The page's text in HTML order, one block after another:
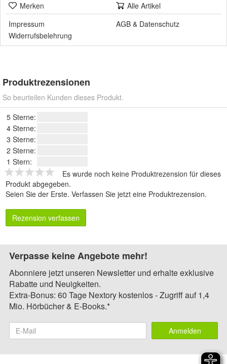
Merken
Alle Artikel
Impressum
AGB & Datenschutz
Widerrufsbelehrung
Produktrezensionen
So beurteilen Kunden dieses Produkt.
5 Sterne:
4 Sterne:
3 Sterne:
2 Sterne:
1 Stern:
Es wurde noch keine Produktrezension für dieses
Produkt abgegeben.
Seien Sie der Erste. Verfassen Sie jetzt eine Produktrezension.
Rezension verfassen
Verpasse keine Angebote mehr!
Abonniere jetzt unseren Newsletter und erhalte exklusive
Rabatte und Neuigkeiten.
Extra-Bonus: 60 Tage Nextory kostenlos - Zugriff auf 1,4
Mio. Hörbücher & E-Books.*
Anmelden